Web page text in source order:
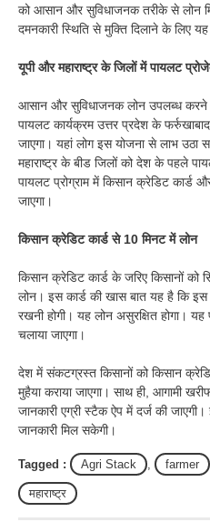
को आसान और सुविधाजनक तरीके से लोन
दमनकारी स्थिति से मुक्ति दिलाने के लिए
यूपी और महाराष्ट्र के जिलों में पायलट
आसान और सुविधाजनक लोन उपलब्ध
पायलट कार्यक्रम उत्तर प्रदेश के
जाएगा। यहां लोग इस योजना से लाभ
महाराष्ट्र के बीड जिलों को देश के पहले
पायलट प्रोग्राम में किसान क्रेडिट कार्ड
जाएगा।
किसान क्रेडिट कार्ड से 10 मिनट में लोन
किसान क्रेडिट कार्ड के जरिए किसानों को
लोन। इस कार्ड की खास बात यह है कि इस
रखनी होगी। यह लोन असुरक्षित होगा। यह
चलाया जाएगा।
देश में संकटग्रस्त किसानों को किसान
मुहैया कराया जाएगा। साथ ही, आगामी
जानकारी एग्री स्टैक ऐप में दर्ज की
जानकारी मिल सकेगी।
Tagged : Agri Stack , farmer
महाराष्ट्र